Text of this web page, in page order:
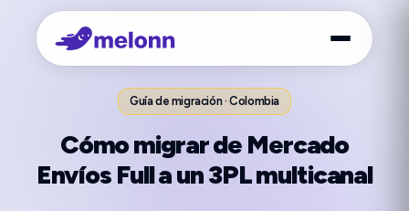
Guía de migración · Colombia
Cómo migrar de Mercado
Envíos Full a un 3PL multicanal